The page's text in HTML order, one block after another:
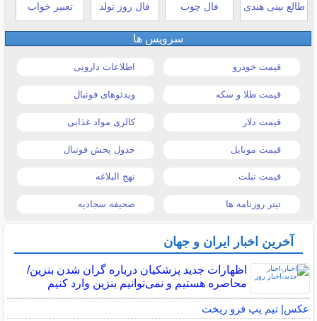
طالع بینی هندی فال چوب فال روز تولد تعبیر خواب
سرویس ها
قیمت خودرو اطلاعات دارویی
قیمت طلا و سکه ویدئوهای فوتبال
قیمت دلار کالری مواد غذایی
قیمت موبایل جدول پخش فوتبال
قیمت تبلت نهج البلاغه
تیتر روزنامه ها صحیفه سجادیه
آخرین اخبار ایران و جهان
اظهارات جدید پزشکیان درباره گران شدن بنزین/
محاصره هستیم و نمی‌توانیم بنزین وارد کنیم
عکس| تیم پپ فرو ریخت